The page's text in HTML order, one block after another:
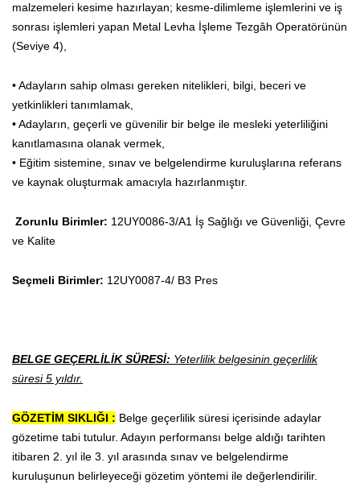
malzemeleri kesime hazırlayan; kesme-dilimleme işlemlerini ve iş
sonrası işlemleri yapan Metal Levha İşleme Tezgâh Operatörünün
(Seviye 4),
• Adayların sahip olması gereken nitelikleri, bilgi, beceri ve
yetkinlikleri tanımlamak,
• Adayların, geçerli ve güvenilir bir belge ile mesleki yeterliliğini
kanıtlamasına olanak vermek,
• Eğitim sistemine, sınav ve belgelendirme kuruluşlarına referans
ve kaynak oluşturmak amacıyla hazırlanmıştır.
Zorunlu Birimler: 12UY0086-3/A1 İş Sağlığı ve Güvenliği, Çevre
ve Kalite
Seçmeli Birimler: 12UY0087-4/ B3 Pres
BELGE GEÇERLİLİK SÜRESİ: Yeterlilik belgesinin geçerlilik
süresi 5 yıldır.
GÖZETİM SIKLIĞI : Belge geçerlilik süresi içerisinde adaylar
gözetime tabi tutulur. Adayın performansı belge aldığı tarihten
itibaren 2. yıl ile 3. yıl arasında sınav ve belgelendirme
kuruluşunun belirleyeceği gözetim yöntemi ile değerlendirilir.